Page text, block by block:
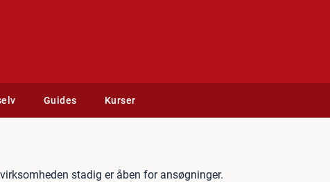
Guides Kurser
Avedøre Skole - Barselsvikar
stadig er åben for ansøgninger.